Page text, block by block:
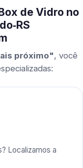
de Vidro no
próximo", você
Localizamos a